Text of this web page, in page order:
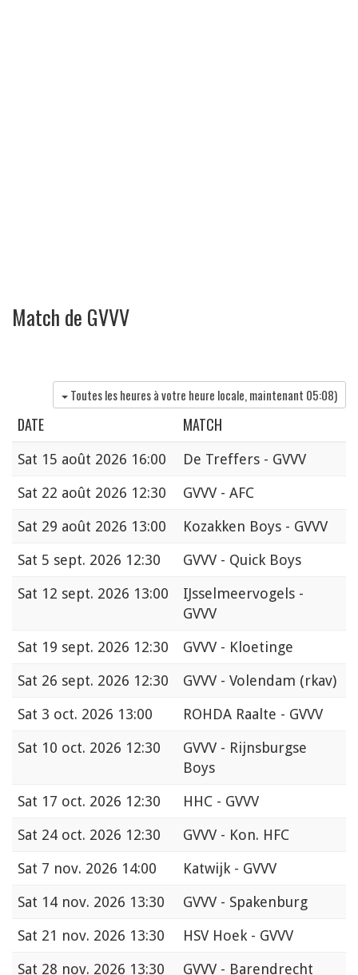
Match de GVVV
Toutes les heures à votre heure locale, maintenant 05:08)
DATE MATCH
Sat 15 août 2026 16:00
De Treffers - GVVV
Sat 22 août 2026 12:30
GVVV - AFC
Sat 29 août 2026 13:00
Kozakken Boys - GVVV
Sat 5 sept. 2026 12:30
GVVV - Quick Boys
Sat 12 sept. 2026 13:00
IJsselmeervogels -
GVVV
Sat 19 sept. 2026 12:30
GVVV - Kloetinge
Sat 26 sept. 2026 12:30
GVVV - Volendam (rkav)
Sat 3 oct. 2026 13:00
ROHDA Raalte - GVVV
Sat 10 oct. 2026 12:30
GVVV - Rijnsburgse
Boys
Sat 17 oct. 2026 12:30
HHC - GVVV
Sat 24 oct. 2026 12:30
GVVV - Kon. HFC
Sat 7 nov. 2026 14:00
Katwijk - GVVV
Sat 14 nov. 2026 13:30
GVVV - Spakenburg
Sat 21 nov. 2026 13:30
HSV Hoek - GVVV
Sat 28 nov. 2026 13:30 GVVV - Barendrecht